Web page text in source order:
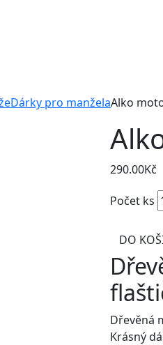
Dárky pro manželaAlko
290.00Kč
Počet ks
DO
Dřevěná
Krásný